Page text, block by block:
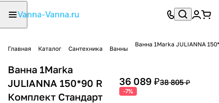
Главная Каталог Сантехника Ванны
Ванна 1Marka JULIANNA
Ванна 1Marka
JULIANNA 150*90 R
Комплект Стандарт
36 089 ₽38 805 ₽
-7%